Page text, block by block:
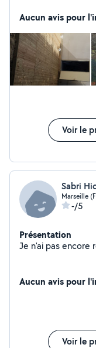
vous trouve des
Aucun avis pour
Voir le
Sabri
Marseille
-/5
Présentation
Aucun avis pour
Voir le